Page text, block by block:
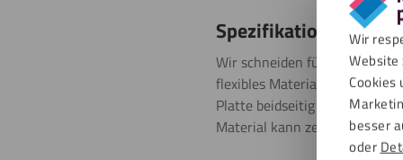
Wir
Website
besser
oder
Spezifikationen
Wir schneiden für Sie auch
flexibles Material, und ohne
Platte beidseitig mit einer
Material kann zerkratzen,